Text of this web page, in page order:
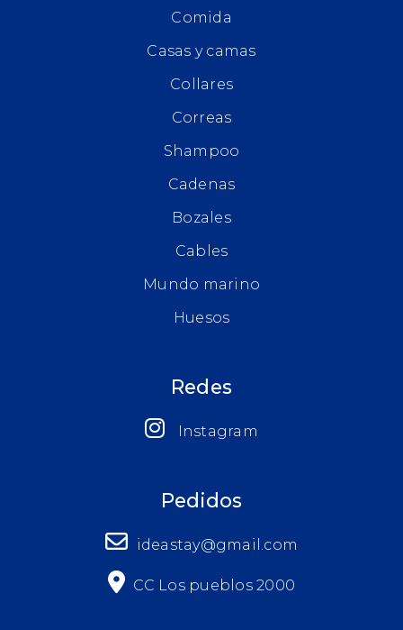
Comida
Casas y camas
Collares
Correas
Shampoo
Cadenas
Bozales
Cables
Mundo marino
Huesos
Redes
Instagram
Pedidos
ideastay@gmail.com
CC Los pueblos 2000